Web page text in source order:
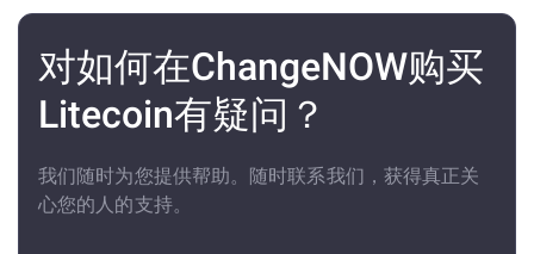
对如何在ChangeNOW购买
Litecoin有疑问？
我们随时为您提供帮助。随时联系我们，获得真正关
心您的人的支持。